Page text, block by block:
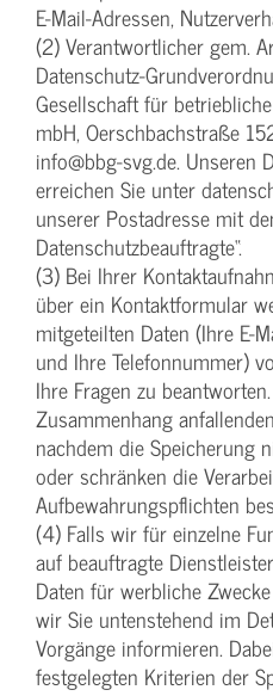
E-Mail-Adressen,
(2) Verantwortlicher gem.
Datenschutz-
Gesellschaft für
mbH, Oerschbachstraße
info@bbg-svg.de. Unseren
erreichen Sie unter
unserer Postadresse mit
Datenschutzbeauftragte“.
(3) Bei Ihrer
über ein Kontaktformular
mitgeteilten Daten (Ihre E-
und Ihre Telefonnummer)
Ihre Fragen zu
Zusammenhang
nachdem die Speicherung
oder schränken die
Aufbewahrungspflichten
(4) Falls wir für einzelne
auf beauftragte
Daten für werbliche
wir Sie untenstehend im
Vorgänge informieren.
festgelegten Kriterien der